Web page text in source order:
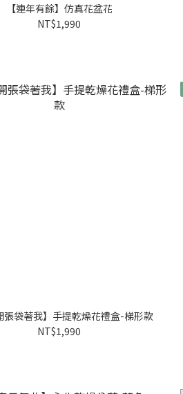
【連年有餘】仿真花盆花
NT$1,990
張袋著我】手提乾燥花禮盒-梯形款
NT$1,990